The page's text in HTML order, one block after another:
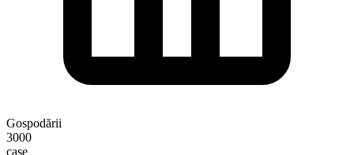
Gospodării
3000
case